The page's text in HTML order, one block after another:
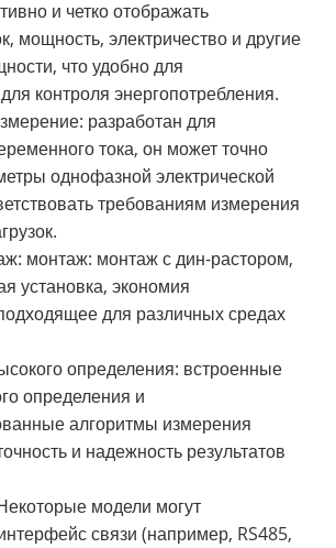
и четко отображать
мощность, электричество и другие
что удобно для
контроля энергопотребления.
разработан для
тока, он может точно
однофазной электрической
требованиям измерения
монтаж: монтаж с дин-растором,
установка, экономия
для различных средах
определения: встроенные
определения и
алгоритмы измерения
и надежность результатов
модели могут
связи (например, RS485,